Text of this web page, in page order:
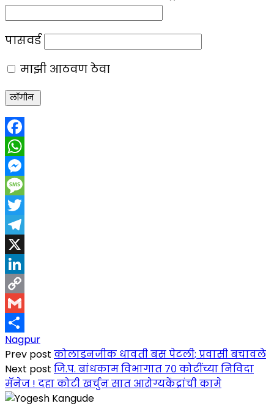
पासवर्ड
माझी आठवण ठेवा
Facebook
WhatsApp
Messenger
Message
Twitter
Telegram
X
LinkedIn
Copy
Link
Gmail
Share
Nagpur
Prev post कोलाडनजीक धावती बस पेटली; प्रवासी बचावले
Next post जि.प. बांधकाम विभागात ७० कोटींच्या निविदा
मॅनेज ! दहा कोटी खर्चुन सात आरोग्यकेंद्रांची कामे